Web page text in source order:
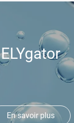
ELYgator
En savoir plus